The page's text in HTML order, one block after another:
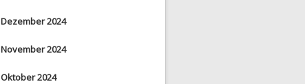
Dezember 2024
November 2024
Oktober 2024